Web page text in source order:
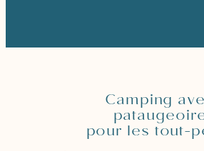
Camping
pour les tout-